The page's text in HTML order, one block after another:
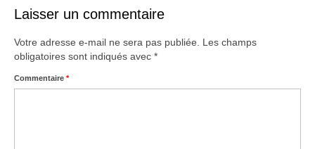
À propos
Blog
Galerie
Laisser un commentaire
Votre adresse e-mail ne sera pas publiée.
Les champs
obligatoires sont indiqués avec *
Commentaire *